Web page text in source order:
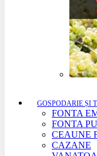
GOSPODARIE ȘI
FONTA
FONTA
CEAUNE
CAZANE